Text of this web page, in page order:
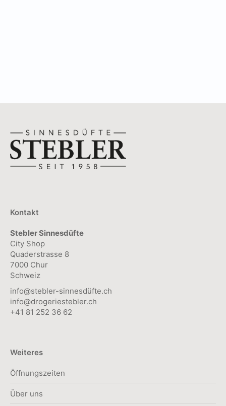
Kontakt
Stebler Sinnesdüfte
City Shop
Quaderstrasse 8
7000 Chur
Schweiz
info@stebler-sinnesdüfte.ch
info@drogeriestebler.ch
+41 81 252 36 62
Weiteres
Öffnungszeiten
Über uns